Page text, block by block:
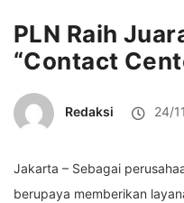
PLN Raih
“Contact
Redaksi 24/
Jakarta – Sebagai
berupaya memberikan